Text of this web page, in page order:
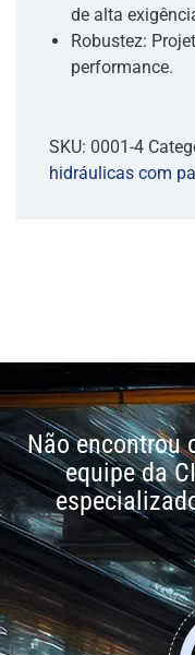
de alta
Robustez:
performance.
SKU: 0001-4
hidráulicas com
Não encontrou
equipe da